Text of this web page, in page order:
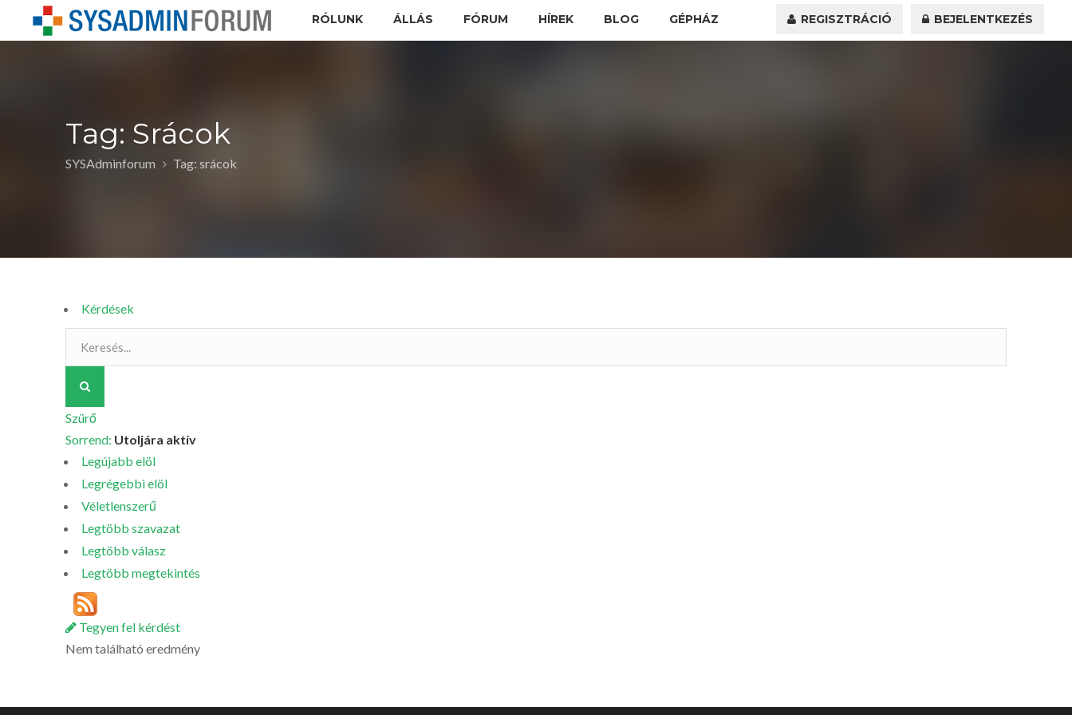
RÓLUNK ÁLLÁS FÓRUM HÍREK BLOG GÉPHÁZ REGISZTRÁCIÓ BEJELENTKEZÉS
Tag: Srácok
SYSAdminforum Tag: srácok
Kérdések
Szürő
Sorrend: Utoljára aktív
Legújabb elöl
Legrégebbi elöl
Véletlenszerű
Legtöbb szavazat
Legtöbb válasz
Legtöbb megtekintés
Tegyen fel kérdést
Nem található eredmény